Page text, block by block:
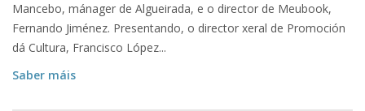
Mancebo, mánager de Algueirada, e o director de Meubook,
Fernando Jiménez. Presentando, o director xeral de Promoción
dá Cultura, Francisco López...
Saber máis